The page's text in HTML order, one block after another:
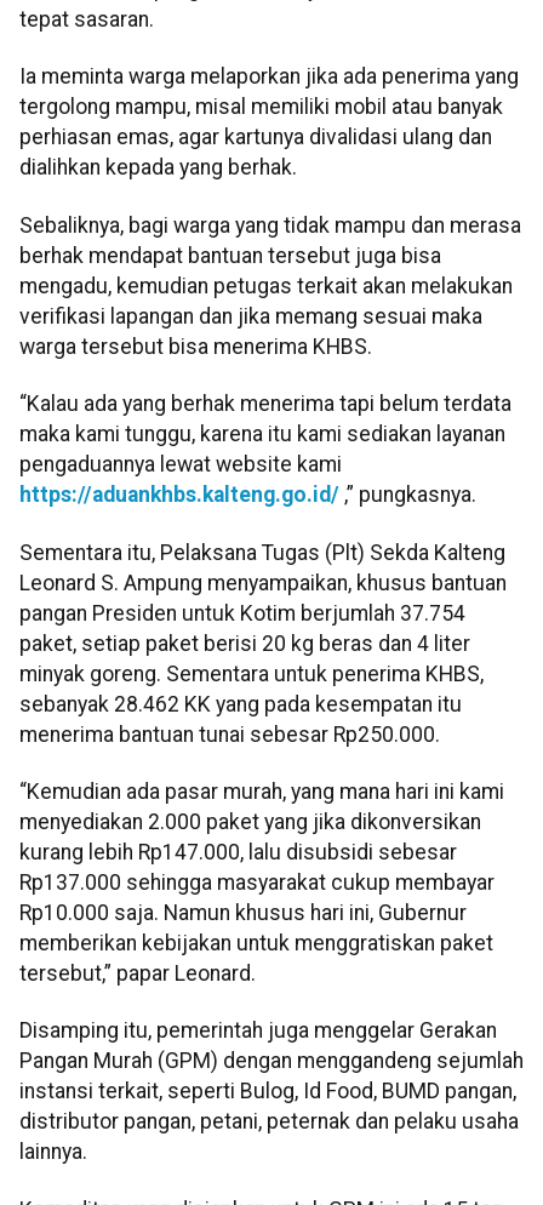
tepat sasaran.
Ia meminta warga melaporkan jika ada penerima yang
tergolong mampu, misal memiliki mobil atau banyak
perhiasan emas, agar kartunya divalidasi ulang dan
dialihkan kepada yang berhak.
Sebaliknya, bagi warga yang tidak mampu dan merasa
berhak mendapat bantuan tersebut juga bisa
mengadu, kemudian petugas terkait akan melakukan
verifikasi lapangan dan jika memang sesuai maka
warga tersebut bisa menerima KHBS.
“Kalau ada yang berhak menerima tapi belum terdata
maka kami tunggu, karena itu kami sediakan layanan
pengaduannya lewat website kami
https://aduankhbs.kalteng.go.id/ ,” pungkasnya.
Sementara itu, Pelaksana Tugas (Plt) Sekda Kalteng
Leonard S. Ampung menyampaikan, khusus bantuan
pangan Presiden untuk Kotim berjumlah 37.754
paket, setiap paket berisi 20 kg beras dan 4 liter
minyak goreng. Sementara untuk penerima KHBS,
sebanyak 28.462 KK yang pada kesempatan itu
menerima bantuan tunai sebesar Rp250.000.
“Kemudian ada pasar murah, yang mana hari ini kami
menyediakan 2.000 paket yang jika dikonversikan
kurang lebih Rp147.000, lalu disubsidi sebesar
Rp137.000 sehingga masyarakat cukup membayar
Rp10.000 saja. Namun khusus hari ini, Gubernur
memberikan kebijakan untuk menggratiskan paket
tersebut,” papar Leonard.
Disamping itu, pemerintah juga menggelar Gerakan
Pangan Murah (GPM) dengan menggandeng sejumlah
instansi terkait, seperti Bulog, Id Food, BUMD pangan,
distributor pangan, petani, peternak dan pelaku usaha
lainnya.